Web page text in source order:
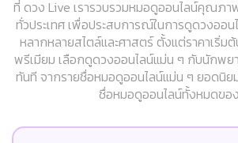
ที่ ดวง Live เรารวบรวมหมอดูออนไลน์คุณภา
ทั่วประเทศ เพื่อประสบการณ์ในการดูดวงออ
หลากหลายสไตล์และศาสตร์ ตั้งแต่ราคาเริ่ม
พรีเมียม เลือกดูดวงออนไลน์แม่น ๆ กับนัก
ทันที จากรายชื่อหมอดูออนไลน์แม่น ๆ ยอดนิย
ชื่อหมอดูออนไลน์ทั้งหมดของ